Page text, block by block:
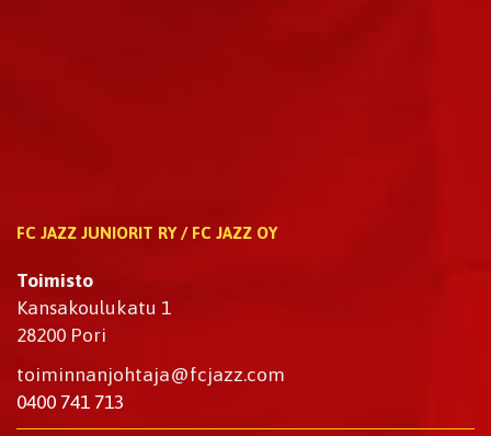
FC JAZZ JUNIORIT RY / FC JAZZ OY
Toimisto
Kansakoulukatu 1
28200 Pori
toiminnanjohtaja@fcjazz.com
0400 741 713